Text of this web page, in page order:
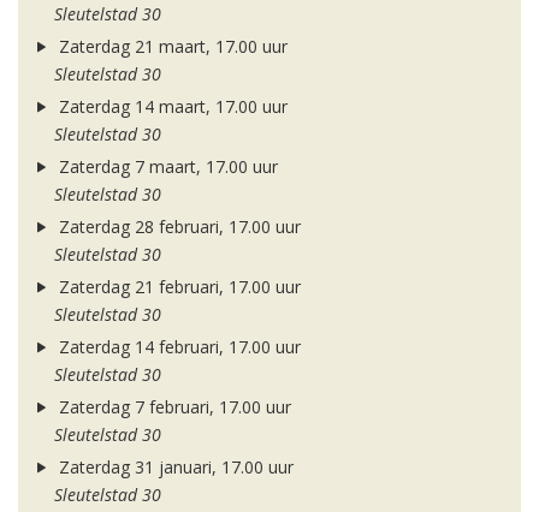
Sleutelstad 30
Zaterdag 21 maart, 17.00 uur
Sleutelstad 30
Zaterdag 14 maart, 17.00 uur
Sleutelstad 30
Zaterdag 7 maart, 17.00 uur
Sleutelstad 30
Zaterdag 28 februari, 17.00 uur
Sleutelstad 30
Zaterdag 21 februari, 17.00 uur
Sleutelstad 30
Zaterdag 14 februari, 17.00 uur
Sleutelstad 30
Zaterdag 7 februari, 17.00 uur
Sleutelstad 30
Zaterdag 31 januari, 17.00 uur
Sleutelstad 30